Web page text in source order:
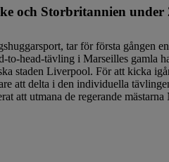
och Storbritannien under
tar för första gången
head-tävling i Marseilles gamla
staden Liverpool. För att kicka
att delta i den individuella
att utmana de regerande